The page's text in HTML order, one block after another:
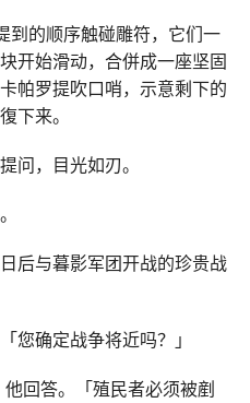
的顺序触碰雕符，它们一
开始滑动，合併成一座坚固
帕罗提吹口哨，示意剩下的
下来。
问，目光如刃。
后与暮影军团开战的珍贵战
您确定战争将近吗？」
他回答。「殖民者必须被剷